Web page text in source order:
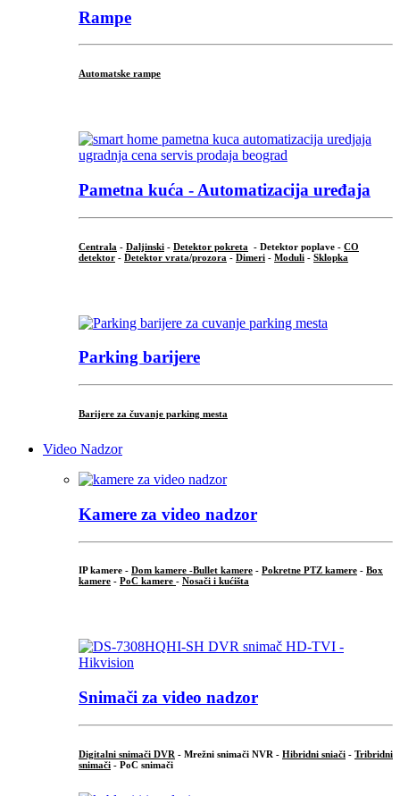
Rampe
Automatske rampe
Pametna kuća - Automatizacija uređaja
Centrala - Daljinski - Detektor pokreta - Detektor poplave - CO
detektor - Detektor vrata/prozora - Dimeri - Moduli - Sklopka
Parking barijere
Barijere za čuvanje parking mesta
Video Nadzor
Kamere za video nadzor
IP kamere - Dom kamere -Bullet kamere - Pokretne PTZ kamere - Box
kamere - PoC kamere - Nosači i kućišta
Snimači za video nadzor
Digitalni snimači DVR - Mrežni snimači NVR - Hibridni sniači - Tribridni
snimači - PoC snimači